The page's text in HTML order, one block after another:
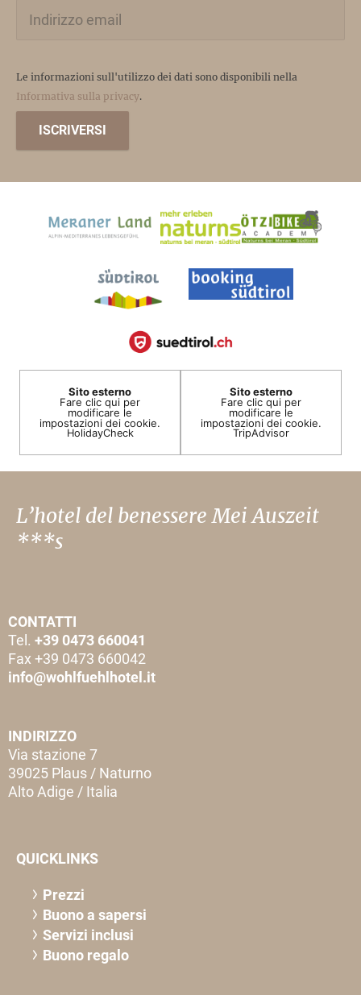
Le informazioni sull'utilizzo dei dati sono disponibili nella
Informativa sulla privacy.
ISCRIVERSI
Sito esterno
Fare clic qui per
modificare le
impostazioni dei cookie.
HolidayCheck
Sito esterno
Fare clic qui per
modificare le
impostazioni dei cookie.
TripAdvisor
L’hotel del benessere Mei Auszeit
***s
CONTATTI
Tel. +39 0473 660041
Fax +39 0473 660042
info@wohlfuehlhotel.it
INDIRIZZO
Via stazione 7
39025 Plaus / Naturno
Alto Adige / Italia
QUICKLINKS
Prezzi
Buono a sapersi
Servizi inclusi
Buono regalo